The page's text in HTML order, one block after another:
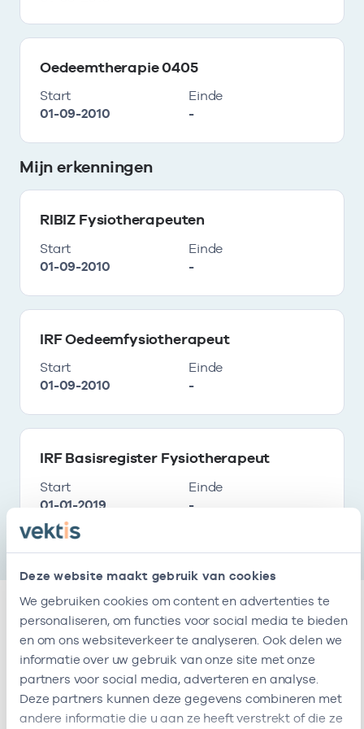
Deze website maakt gebruik van cookies
We gebruiken cookies om content en advertenties te
personaliseren, om functies voor social media te bieden
en om ons websiteverkeer te analyseren. Ook delen we
informatie over uw gebruik van onze site met onze
partners voor social media, adverteren en analyse.
Deze partners kunnen deze gegevens combineren met
andere informatie die u aan ze heeft verstrekt of die ze
Oedeemtherapie 0405
Start
01-09-2010
Einde
-
Mijn erkenningen
RIBIZ Fysiotherapeuten
Start
01-09-2010
Einde
-
IRF Oedeemfysiotherapeut
Start
01-09-2010
Einde
-
IRF Basisregister Fysiotherapeut
Start
01-01-2019
Einde
-
Relaties
Ik ben werkzaam bij de volgende vestigingen